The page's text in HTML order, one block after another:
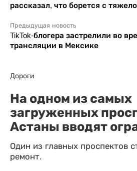
рассказал, что борется с
Предыдущая новость
TikTok-блогера застрелили во
трансляции в Мексике
Дороги
На одном из самых
загруженных
Астаны вводят
Один из главных проспектов
ремонт.